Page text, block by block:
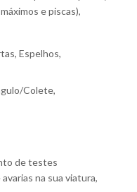
e piscas),
Espelhos,
Colete,
de testes
na sua viatura,